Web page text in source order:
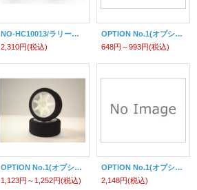
NO-HC10013/ラリータイヤ（ホイール接着済/4個入）
2,310円(税込)
OPTION No.1(オプションNo.1)/ハイグリップ・レーシングスリックタイヤ
648円～993円(税込)
OPTION No.1(オプションNo.1)/ライツ ハイパフォーマンススポンジタイヤ各種
1,123円～1,252円(税込)
OPTION No.1(オプションNo.1)/10スポークロープロホイル＆ラジアルタイヤセット各色/１台分
2,148円(税込)